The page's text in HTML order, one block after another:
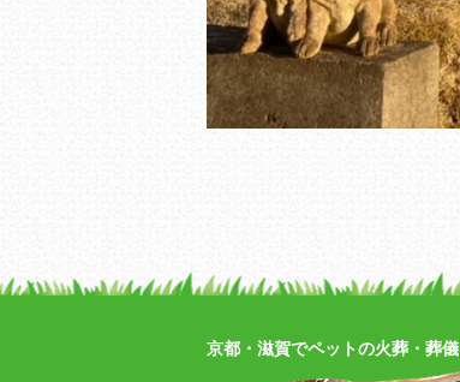
京都・滋賀でペットの火葬・葬儀